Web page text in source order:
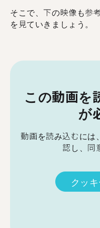
そこで、下の映像も参
を見ていきましょう。
この動画を
が
動画を読み込むには
認し、同
クッ